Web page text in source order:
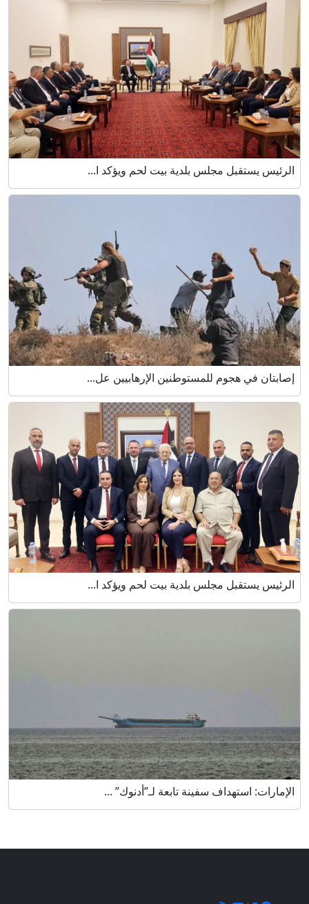
الرئيس يستقبل مجلس بلدية بيت لحم ويؤكد ا...
إصابتان في هجوم للمستوطنين الإرهابيين عل...
الرئيس يستقبل مجلس بلدية بيت لحم ويؤكد ا...
الإمارات: استهداف سفينة تابعة لـ”أدنوك” ...